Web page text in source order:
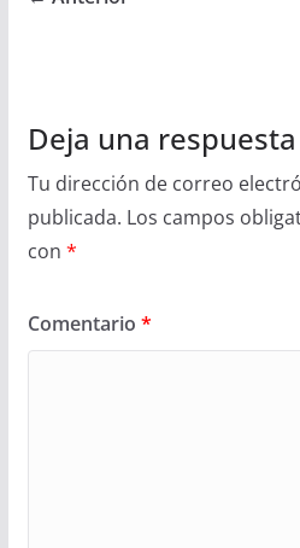
Deja una respuesta
Tu dirección de correo
publicada. Los campos
con *
Comentario *